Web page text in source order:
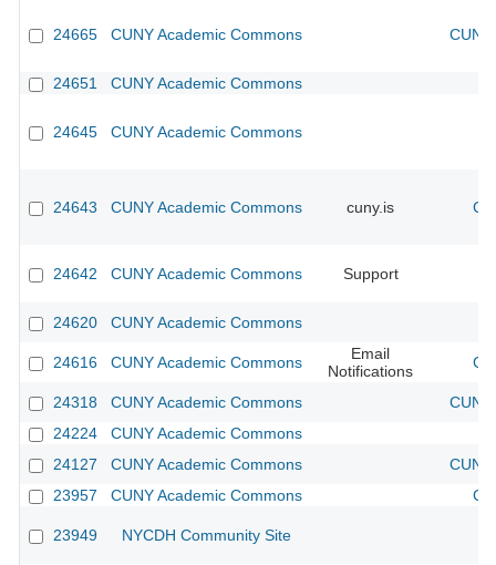
24665 CUNY Academic Commons
24651 CUNY Academic Commons
24645 CUNY Academic Commons
24643 CUNY Academic Commons cuny.is
24642 CUNY Academic Commons Support
24620 CUNY Academic Commons
24616 CUNY Academic Commons
Email
Notifications
24318 CUNY Academic Commons
24224
CUNY Academic Commons
24127
CUNY Academic Commons
23957
CUNY Academic Commons
23949 NYCDH Community Site